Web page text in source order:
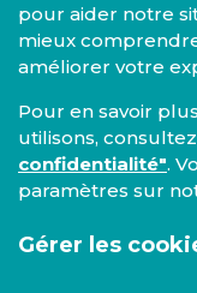
pour aider notre
mieux
améliorer votre
Pour en savoir
utilisons,
confidentialité".
paramètres sur
Gérer les
Centre d'études du
consacre à la
économique, social,
éthique, juridique
IEV
1000 Bruxelles